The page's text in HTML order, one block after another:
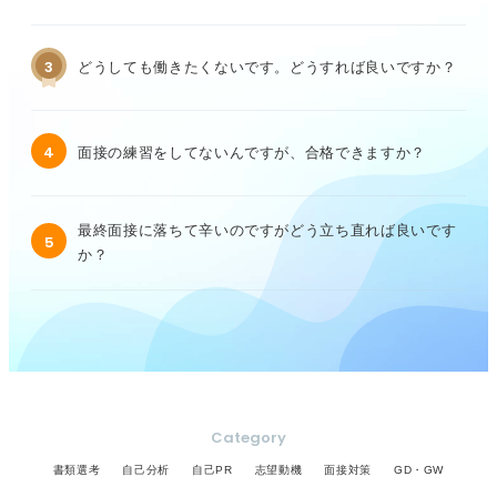
3 どうしても働きたくないです。どうすれば良いですか？
4 面接の練習をしてないんですが、合格できますか？
5
最終面接に落ちて辛いのですがどう立ち直れば良いです
か？
Category
書類選考 自己分析 自己PR 志望動機 面接対策 GD・GW